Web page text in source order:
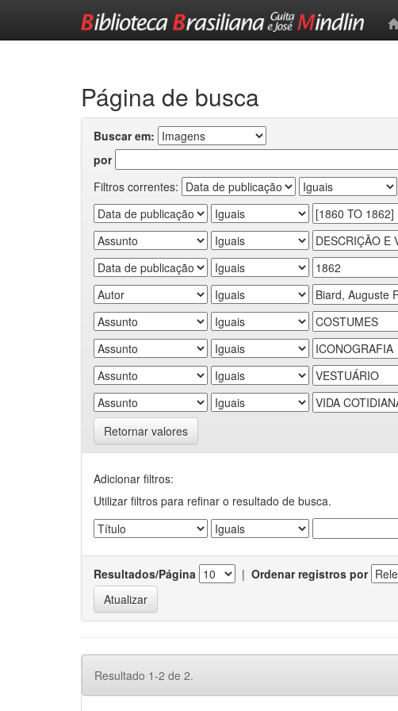
Página de busca
Buscar em:
por
Filtros correntes:
Retornar valores
Adicionar filtros:
Utilizar filtros para refinar o resultado de busca.
Resultados/Página | Ordenar registros por
Resultado 1-2 de 2.